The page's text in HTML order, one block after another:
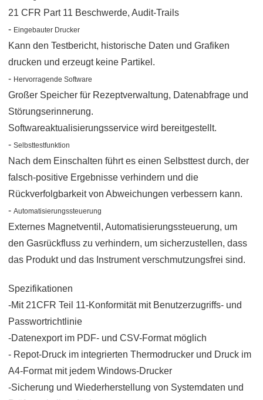
21 CFR Part 11 Beschwerde, Audit-Trails
- Eingebauter Drucker
Kann den Testbericht, historische Daten und Grafiken
drucken und erzeugt keine Partikel.
- Hervorragende Software
Großer Speicher für Rezeptverwaltung, Datenabfrage und
Störungserinnerung.
Softwareaktualisierungsservice wird bereitgestellt.
- Selbsttestfunktion
Nach dem Einschalten führt es einen Selbsttest durch, der
falsch-positive Ergebnisse verhindern und die
Rückverfolgbarkeit von Abweichungen verbessern kann.
- Automatisierungssteuerung
Externes Magnetventil, Automatisierungssteuerung, um
den Gasrückfluss zu verhindern, um sicherzustellen, dass
das Produkt und das Instrument verschmutzungsfrei sind.
Spezifikationen
-Mit 21CFR Teil 11-Konformität mit Benutzerzugriffs- und
Passwortrichtlinie
-Datenexport im PDF- und CSV-Format möglich
- Repot-Druck im integrierten Thermodrucker und Druck im
A4-Format mit jedem Windows-Drucker
-Sicherung und Wiederherstellung von Systemdaten und